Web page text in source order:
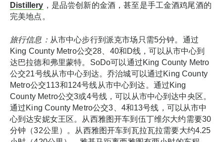
Distillery ，是品尝创新的金酒，甚至是手工金酒鸡尾酒的
完美地点。
旅行信息： 从市中心步行到派克市场只需5分钟。通过
King County Metro公交28、40和D线，可以从市中心到
达巴拉德和弗里蒙特。SoDo可以通过King County Metro
公交21号线从市中心到达。乔治城可以通过King County
Metro公交113和124号线从市中心到达。通过King
County Metro公交3或4号线，可以从市中心到达中央区。
通过King County Metro公交3、4和13号线，可以从市中
心到达安妮女王区。从西雅图开车到伍丁维尔大约需要30
分钟（32公里）。从西雅图开车到瓦拉瓦拉需要大约4.25